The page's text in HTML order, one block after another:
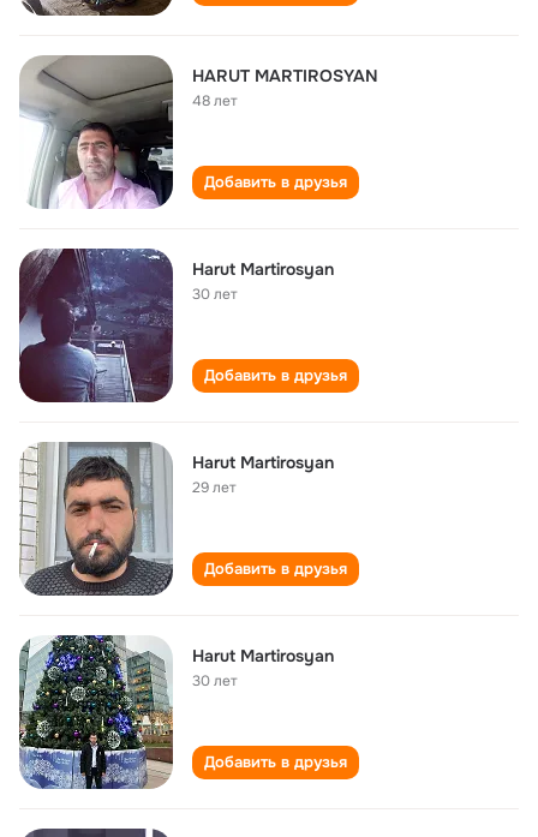
HARUT MARTIROSYAN
48 лет
Добавить в друзья
Harut Martirosyan
30 лет
Добавить в друзья
Harut Martirosyan
29 лет
Добавить в друзья
Harut Martirosyan
30 лет
Добавить в друзья